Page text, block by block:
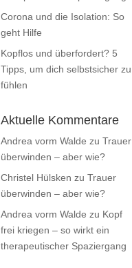
Corona und die Isolation: So
geht Hilfe
Kopflos und überfordert? 5
Tipps, um dich selbstsicher zu
fühlen
Aktuelle Kommentare
Andrea vorm Walde zuTrauer
überwinden – aber wie?
Christel Hülsken zuTrauer
überwinden – aber wie?
Andrea vorm Walde zu Kopf
frei kriegen – so wirkt ein
therapeutischer Spaziergang